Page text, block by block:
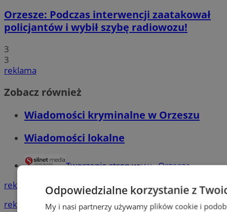
Orzesze: Podczas interwencji zaatakował
policjantów i wybił szybę radiowozu!
3
3
reklama
Zobacz również
Wiadomości kryminalne w Orzeszu
Wiadomości lokalne
Tworzenie stron www - Orzesze
reklama
reklama
Odpowiedzialne korzystanie z
My i nasi partnerzy używamy plików cookie i